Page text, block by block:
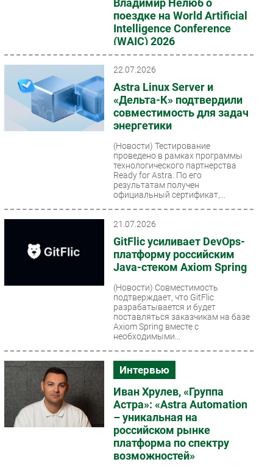
поездке на World Artificial
Intelligence Conference
(WAIC) 2026
22.07.2026
Astra Linux Server и
«Дельта-К» подтвердили
совместимость для задач
энергетики
(Новости) Тестирование
проведено в рамках программы
технологического партнерства
Ready for Astra. По его
результатам получен
официальный сертификат,...
21.07.2026
GitFlic усиливает DevOps-
платформу российским
Java-стеком Axiom Spring
(Новости) Совместимость
подтверждает, что GitFlic
разрабатывается и будет
поставляться заказчикам на базе
Axiom Spring вместе с
необходимыми...
Интервью
Иван Хрулев, «Группа
Астра»: «Astra Automation
– уникальная на
российском рынке
платформа по спектру
возможностей»